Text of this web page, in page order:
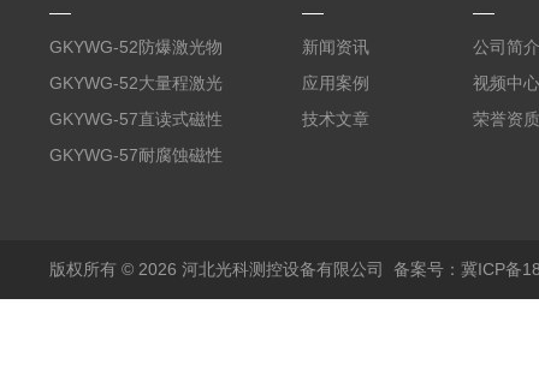
GKYWG-52防爆激光物
位计
GKYWG-52大量程激光
物位计
GKYWG-57直读式磁性
液位计
GKYWG-57耐腐蚀磁性
新闻资讯
应用案例
技术文章
公司简介
视频中心
荣誉资质
版权所有 © 2026 河北光科测控设备有限公司 备案号：冀ICP备